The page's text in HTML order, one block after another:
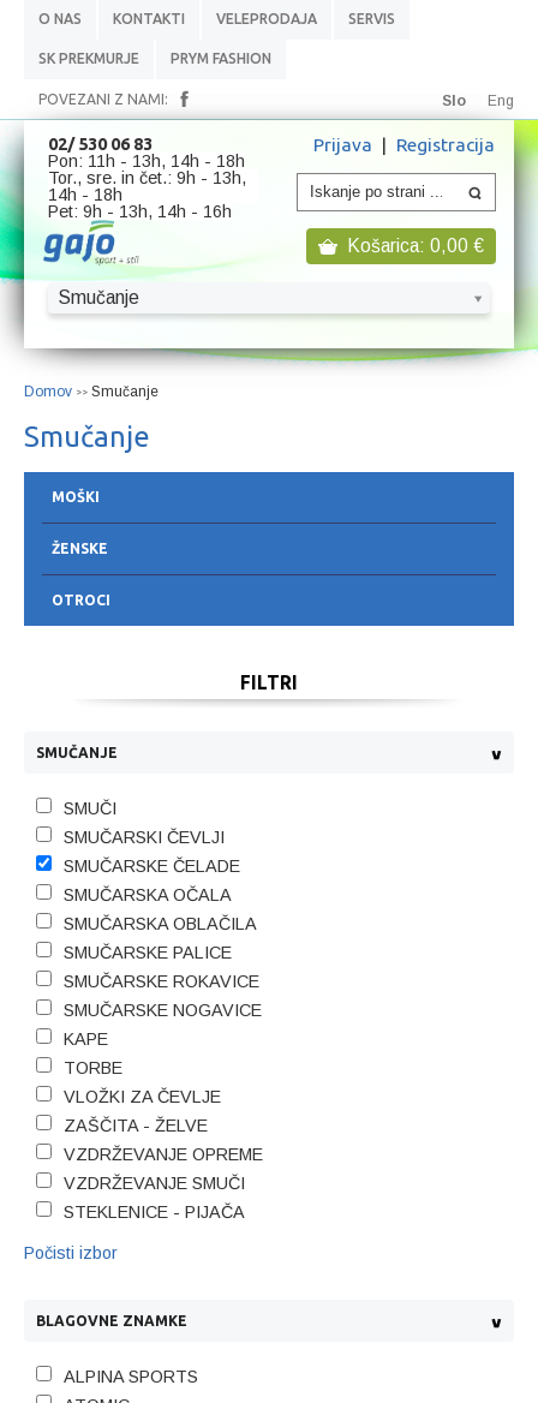
O NAS KONTAKTI VELEPRODAJA SERVIS
SK PREKMURJE PRYM FASHION
POVEZANI Z NAMI: Slo Eng
02/ 530 06 83
Pon: 11h - 13h, 14h - 18h
Tor., sre. in čet.: 9h - 13h,
14h - 18h
Pet: 9h - 13h, 14h - 16h
Prijava | Registracija
Košarica: 0,00 €
Smučanje
Domov >> Smučanje
Smučanje
MOŠKI
ŽENSKE
OTROCI
FILTRI
SMUČANJE
SMUČI
SMUČARSKI ČEVLJI
SMUČARSKE ČELADE
SMUČARSKA OČALA
SMUČARSKA OBLAČILA
SMUČARSKE PALICE
SMUČARSKE ROKAVICE
SMUČARSKE NOGAVICE
KAPE
TORBE
VLOŽKI ZA ČEVLJE
ZAŠČITA - ŽELVE
VZDRŽEVANJE OPREME
VZDRŽEVANJE SMUČI
STEKLENICE - PIJAČA
Počisti izbor
BLAGOVNE ZNAMKE
ALPINA SPORTS